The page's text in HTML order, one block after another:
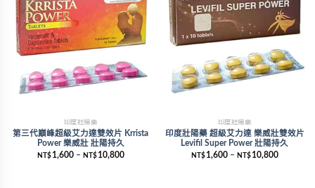
印度壯陽藥
第三代巔峰超級艾力達雙效片 Krrista
Power 樂威壯 壯陽持久
NT$ 1,600– NT$ 10,800
印度壯陽藥
印度壯陽藥 超級艾力達 樂威壯雙效片
Levifil Super Power 壯陽持久
NT$ 1,600– NT$ 10,800